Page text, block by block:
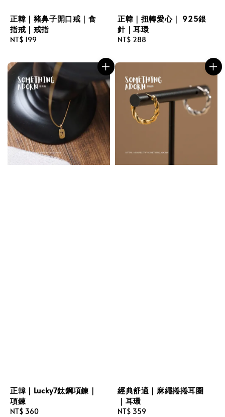
正韓｜豬鼻子開口戒｜食
指戒｜戒指
Regular
NT$ 199
正韓｜扭轉愛心｜ 925銀
針｜耳環
Regular
NT$ 288
正韓｜Lucky7鈦鋼項鍊｜
項鍊
Regular
NT$ 360
經典舒適｜麻繩捲捲耳圈
｜耳環
Regular
NT$ 359